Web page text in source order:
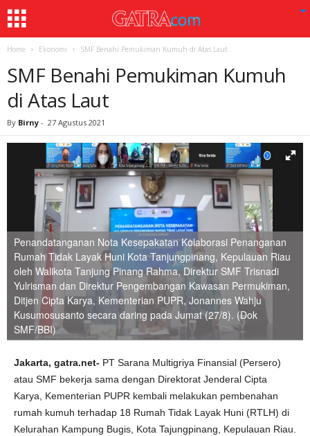
Home Ekonomi SMF Benahi Pemukiman Kumuh di Atas Laut
SMF Benahi Pemukiman Kumuh
di Atas Laut
By Birny - 27 Agustus 2021
Penandatanganan Nota Kesepakatan Kolaborasi Penanganan
Rumah Tidak Layak Huni Kota Tanjungpinang, Kepulauan Riau
oleh Walikota Tanjung Pinang Rahma, Direktur SMF Trisnadi
Yulrisman dan Direktur Pengembangan Kawasan Permukiman,
Ditjen Cipta Karya, Kementerian PUPR, Jonannes Wahju
Kusumosusanto secara daring pada Jumat (27/8). (Dok
SMF/BBI)
Jakarta, gatra.net- PT Sarana Multigriya Finansial (Persero)
atau SMF bekerja sama dengan Direktorat Jenderal Cipta
Karya, Kementerian PUPR kembali melakukan pembenahan
rumah kumuh terhadap 18 Rumah Tidak Layak Huni (RTLH) di
Kelurahan Kampung Bugis, Kota Tajungpinang, Kepulauan Riau.